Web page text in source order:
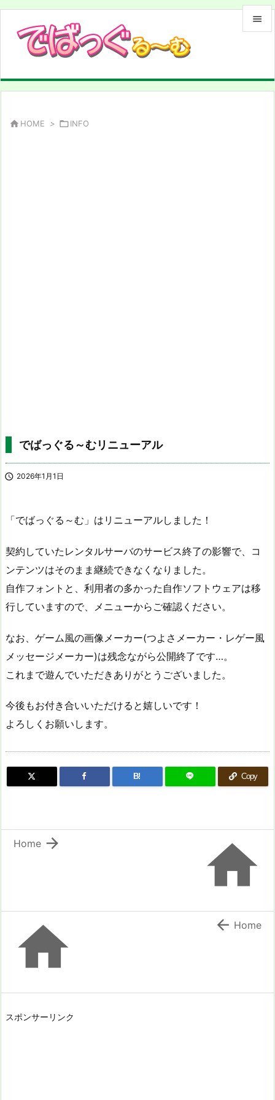


 HOME > INFO
でばっぐる～むリニューアル
 2026年1月1日
「でばっぐる～む」はリニューアルしました！
契約していたレンタルサーバのサービス終了の影響で、コ
ンテンツはそのまま継続できなくなりました。
自作フォントと、利用者の多かった自作ソフトウェアは移
行していますので、メニューからご確認ください。
なお、ゲーム風の画像メーカー(つよさメーカー・レゲー風
メッセージメーカー)は残念ながら公開終了です…。
これまで遊んでいただきありがとうございました。
今後もお付き合いいただけると嬉しいです！
よろしくお願いします。
B! Copy


Home
  Home
スポンサーリンク